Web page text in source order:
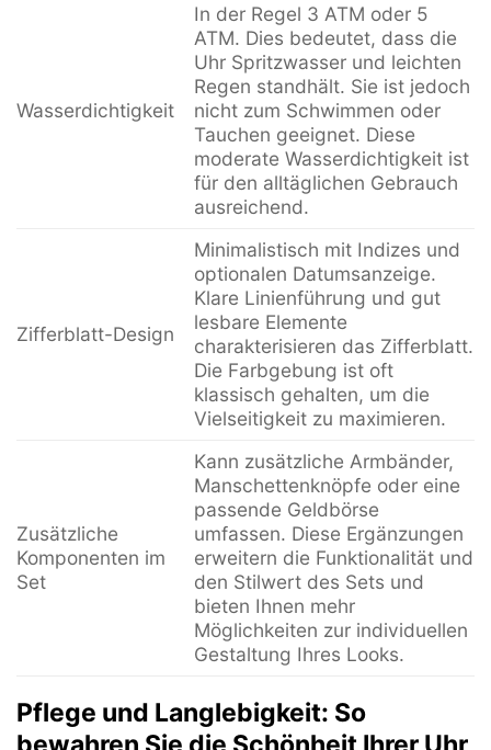
Wasserdichtigkeit
In der Regel 3 ATM oder 5
ATM. Dies bedeutet, dass die
Uhr Spritzwasser und leichten
Regen standhält. Sie ist jedoch
nicht zum Schwimmen oder
Tauchen geeignet. Diese
moderate Wasserdichtigkeit ist
für den alltäglichen Gebrauch
ausreichend.
Zifferblatt-Design
Minimalistisch mit Indizes und
optionalen Datumsanzeige.
Klare Linienführung und gut
lesbare Elemente
charakterisieren das Zifferblatt.
Die Farbgebung ist oft
klassisch gehalten, um die
Vielseitigkeit zu maximieren.
Zusätzliche
Komponenten im
Set
Kann zusätzliche Armbänder,
Manschettenknöpfe oder eine
passende Geldbörse
umfassen. Diese Ergänzungen
erweitern die Funktionalität und
den Stilwert des Sets und
bieten Ihnen mehr
Möglichkeiten zur individuellen
Gestaltung Ihres Looks.
Pflege und Langlebigkeit: So